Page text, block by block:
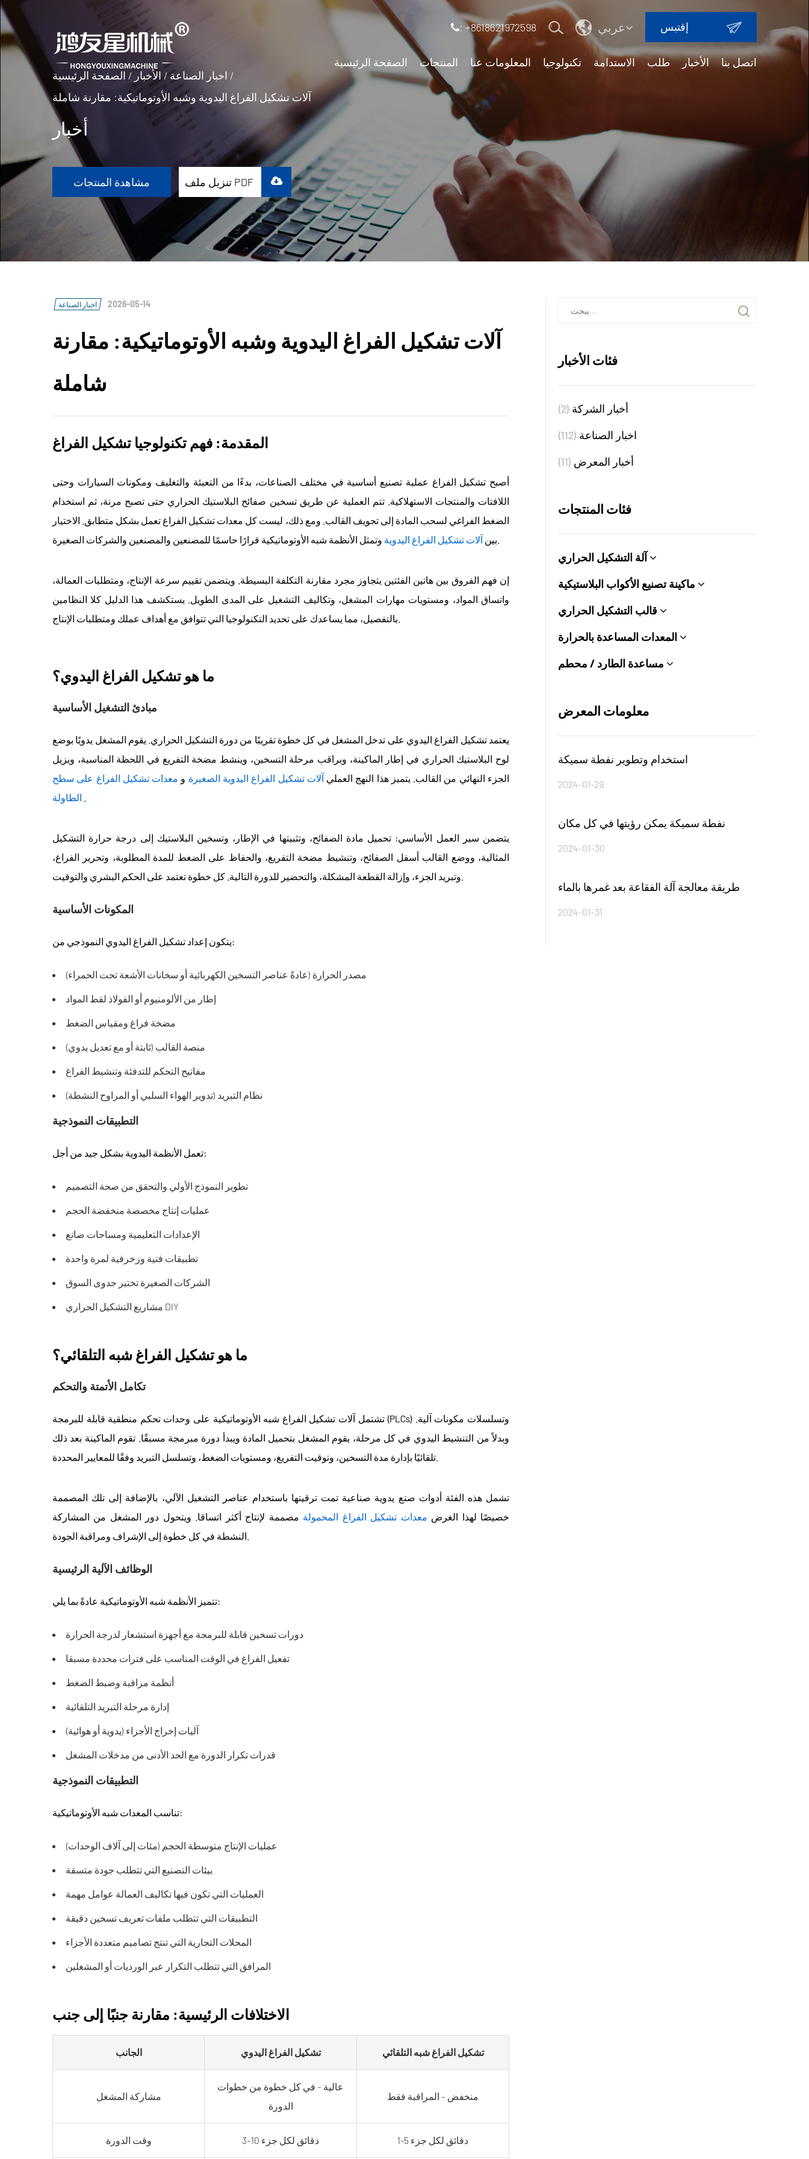
: +8618621972598 عربي إقتبس
الصفحة الرئيسية المنتجات المعلومات عنا تكنولوجيا الاستدامة طلب الأخبار
اتصل بنا
الصفحة الرئيسية / الأخبار/اخبار الصناعة /
آلات تشكيل الفراغ اليدوية وشبه الأوتوماتيكية: مقارنة شاملة
أخبار
مشاهدة المنتجات تنزيل ملف PDF
اخبار الصناعة 2026-05-14
آلات تشكيل الفراغ اليدوية وشبه الأوتوماتيكية: مقارنة
شاملة
المقدمة: فهم تكنولوجيا تشكيل الفراغ
أصبح تشكيل الفراغ عملية تصنيع أساسية في مختلف الصناعات، بدءًا من التعبئة والتغليف ومكونات السيارات وحتى
اللافتات والمنتجات الاستهلاكية. تتم العملية عن طريق تسخين صفائح البلاستيك الحراري حتى تصبح مرنة، ثم استخدام
الضغط الفراغي لسحب المادة إلى تجويف القالب. ومع ذلك، ليست كل معدات تشكيل الفراغ تعمل بشكل متطابق. الاختيار
بين آلات تشكيل الفراغ اليدوية
إن فهم الفروق بين هاتين الفئتين يتجاوز مجرد مقارنة التكلفة البسيطة. ويتضمن تقييم سرعة الإنتاج، ومتطلبات العمالة،
واتساق المواد، ومستويات مهارات المشغل، وتكاليف التشغيل على المدى الطويل. يستكشف هذا الدليل كلا النظامين
ما هو تشكيل الفراغ اليدوي؟
مبادئ التشغيل الأساسية
يعتمد تشكيل الفراغ اليدوي على تدخل المشغل في كل خطوة تقريبًا من دورة التشكيل الحراري. يقوم المشغل يدويًا بوضع
لوح البلاستيك الحراري في إطار الماكينة، ويراقب مرحلة التسخين، وينشط مضخة التفريغ في اللحظة المناسبة، ويزيل
الجزء النهائي من القالب. يتميز هذا النهج العمليآلات تشكيل الفراغ اليدوية الصغيرة و معدات تشكيل الفراغ على سطح
يتضمن سير العمل الأساسي: تحميل مادة الصفائح، وتثبيتها في الإطار، وتسخين البلاستيك إلى درجة حرارة التشكيل
المثالية، ووضع القالب أسفل الصفائح، وتنشيط مضخة التفريغ، والحفاظ على الضغط للمدة المطلوبة، وتحرير الفراغ،
المكونات الأساسية
يتكون إعداد تشكيل الفراغ اليدوي النموذجي من:
مصدر الحرارة (عادةً عناصر التسخين الكهربائية أو سخانات الأشعة تحت الحمراء)
إطار من الألومنيوم أو الفولاذ لقط المواد
مضخة فراغ ومقياس الضغط
منصة القالب (ثابتة أو مع تعديل يدوي)
مفاتيح التحكم للتدفئة وتنشيط الفراغ
نظام التبريد (تدوير الهواء السلبي أو المراوح النشطة)
التطبيقات النموذجية
تعمل الأنظمة اليدوية بشكل جيد من أجل:
تطوير النموذج الأولي والتحقق من صحة التصميم
عمليات إنتاج مخصصة منخفضة الحجم
الإعدادات التعليمية ومساحات صانع
تطبيقات فنية وزخرفية لمرة واحدة
الشركات الصغيرة تختبر جدوى السوق
مشاريع التشكيل الحراري DIY
ما هو تشكيل الفراغ شبه التلقائي؟
تكامل الأتمتة والتحكم
تشتمل آلات تشكيل الفراغ شبه الأوتوماتيكية على وحدات تحكم منطقية قابلة للبرمجة (PLCs) وتسلسلات مكونات آلية.
وبدلاً من التنشيط اليدوي في كل مرحلة، يقوم المشغل بتحميل المادة ويبدأ دورة مبرمجة مسبقًا. تقوم الماكينة بعد ذلك
تشمل هذه الفئة أدوات صنع يدوية صناعية تمت ترقيتها باستخدام عناصر التشغيل الآلي، بالإضافة إلى تلك المصممة
خصيصًا لهذا الغرض معدات تشكيل الفراغ المحمولة مصممة لإنتاج أكثر اتساقا. ويتحول دور المشغل من المشاركة
الوظائف الآلية الرئيسية
تتميز الأنظمة شبه الأوتوماتيكية عادةً بما يلي:
دورات تسخين قابلة للبرمجة مع أجهزة استشعار لدرجة الحرارة
تفعيل الفراغ في الوقت المناسب على فترات محددة مسبقا
أنظمة مراقبة وضبط الضغط
إدارة مرحلة التبريد التلقائية
آليات إخراج الأجزاء (يدوية أو هوائية)
قدرات تكرار الدورة مع الحد الأدنى من مدخلات المشغل
التطبيقات النموذجية
تناسب المعدات شبه الأوتوماتيكية:
عمليات الإنتاج متوسطة الحجم (مئات إلى آلاف الوحدات)
بيئات التصنيع التي تتطلب جودة متسقة
العمليات التي تكون فيها تكاليف العمالة عوامل مهمة
التطبيقات التي تتطلب ملفات تعريف تسخين دقيقة
المحلات التجارية التي تنتج تصاميم متعددة الأجزاء
المرافق التي تتطلب التكرار عبر الورديات أو المشغلين
الاختلافات الرئيسية: مقارنة جنبًا إلى جنب
الجانب تشكيل الفراغ اليدوي تشكيل الفراغ شبه التلقائي
مشاركة المشغل
عالية - في كل خطوة من خطوات
الدورة
منخفض - المراقبة فقط
وقت الدورة 3-10 دقائق لكل جزء 1-5 دقائق لكل جزء
فئات الأخبار
أخبار الشركة (2)
اخبار الصناعة (112)
أخبار المعرض (11)
فئات المنتجات
معلومات المعرض
استخدام وتطوير نفطة سميكة
2024-01-29
نفطة سميكة يمكن رؤيتها في كل مكان
2024-01-30
طريقة معالجة آلة الفقاعة بعد غمرها بالماء
2024-01-31